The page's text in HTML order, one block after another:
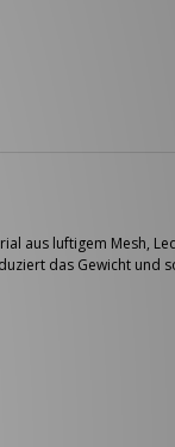
aus luftigem Mesh,
das Gewicht und